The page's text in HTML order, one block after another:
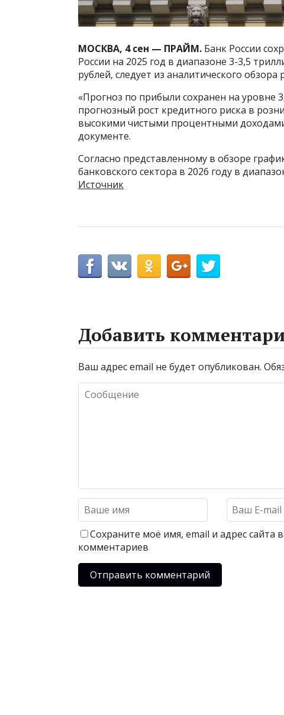
МОСКВА, 4 сен — ПРАЙМ. Банк России
России на 2025 год в диапазоне 3-3,5
рублей, следует из аналитического обзора
«Прогноз по прибыли сохранен на уровне
прогнозный рост кредитного риска в
высокими чистыми процентными
документе.
Согласно представленному в обзоре
банковского сектора в 2026 году в
Источник
Добавить
Ваш адрес email не будет опубликован.
Сохраните моё имя, email и адрес сайта
комментариев